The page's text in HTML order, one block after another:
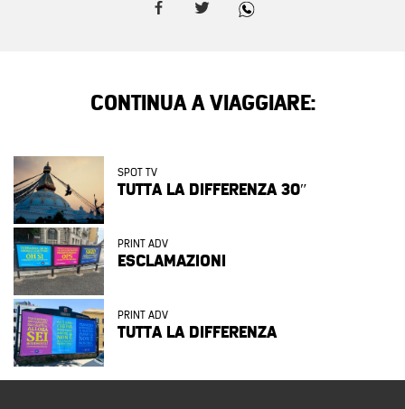
CONTINUA A VIAGGIARE:
SPOT TV
TUTTA LA DIFFERENZA 30″
PRINT ADV
ESCLAMAZIONI
PRINT ADV
TUTTA LA DIFFERENZA